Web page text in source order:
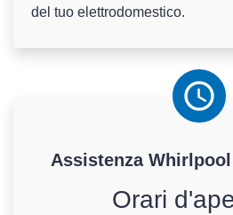
del tuo elettrodomestico.
Assistenza Whirlpool
Orari